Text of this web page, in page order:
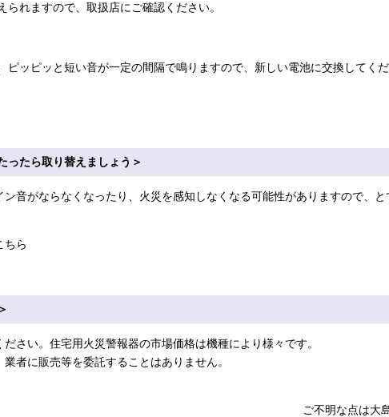
れますので、取扱店にご確認ください。
ピッピッと短い音が一定の間隔で鳴りますので、新しい電池に交換してくだ
ったら取り替えましょう＞
音がならなくなったり、火災を感知しなくなる可能性がありますので、
ちら
さい。住宅用火災警報器の市場価格は機種により様々です。
者に販売等を委託することはありません。
ご不明な点は大